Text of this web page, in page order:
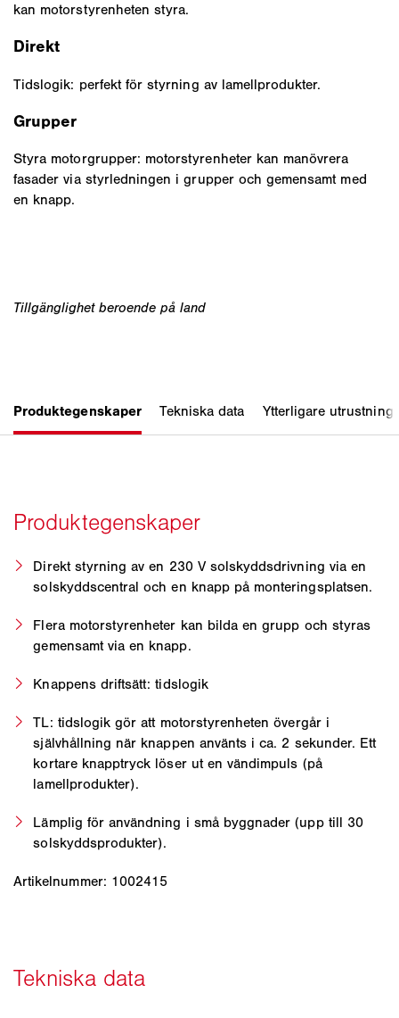
kan motorstyrenheten styra.
Direkt
Tidslogik: perfekt för styrning av lamellprodukter.
Grupper
Styra motorgrupper: motorstyrenheter kan manövrera
fasader via styrledningen i grupper och gemensamt med
en knapp.
Direkt styrning av en 230 V solskyddsdrivning via en
solskyddscentral och en knapp på monteringsplatsen.
Flera motorstyrenheter kan bilda en grupp och styras
gemensamt via en knapp.
Knappens driftsätt: tidslogik
TL: tidslogik gör att motorstyrenheten övergår i
självhållning när knappen använts i ca. 2 sekunder. Ett
kortare knapptryck löser ut en vändimpuls (på
lamellprodukter).
Lämplig för användning i små byggnader (upp till 30
solskyddsprodukter).
Artikelnummer: 1002415